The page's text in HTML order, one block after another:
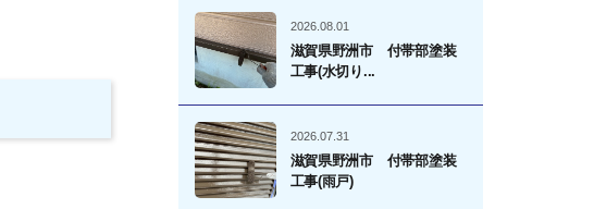
2026.08.01
滋賀県野洲市 付帯部塗装
工事(水切り...
2026.07.31
滋賀県野洲市 付帯部塗装
工事(雨戸)